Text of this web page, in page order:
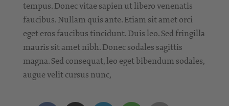
tempus. Donec vitae sapien ut libero venenatis
faucibus. Nullam quis ante. Etiam sit amet orci
eget eros faucibus tincidunt. Duis leo. Sed fringilla
mauris sit amet nibh. Donec sodales sagittis
magna. Sed consequat, leo eget bibendum sodales,
augue velit cursus nunc,